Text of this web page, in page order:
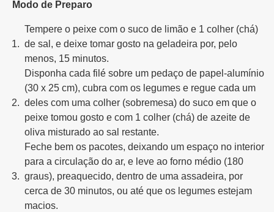
Modo de Preparo
Tempere o peixe com o suco de limão e 1 colher (chá)
de sal, e deixe tomar gosto na geladeira por, pelo
menos, 15 minutos.
Disponha cada filé sobre um pedaço de papel-alumínio
(30 x 25 cm), cubra com os legumes e regue cada um
deles com uma colher (sobremesa) do suco em que o
peixe tomou gosto e com 1 colher (chá) de azeite de
oliva misturado ao sal restante.
Feche bem os pacotes, deixando um espaço no interior
para a circulação do ar, e leve ao forno médio (180
graus), preaquecido, dentro de uma assadeira, por
cerca de 30 minutos, ou até que os legumes estejam
macios.